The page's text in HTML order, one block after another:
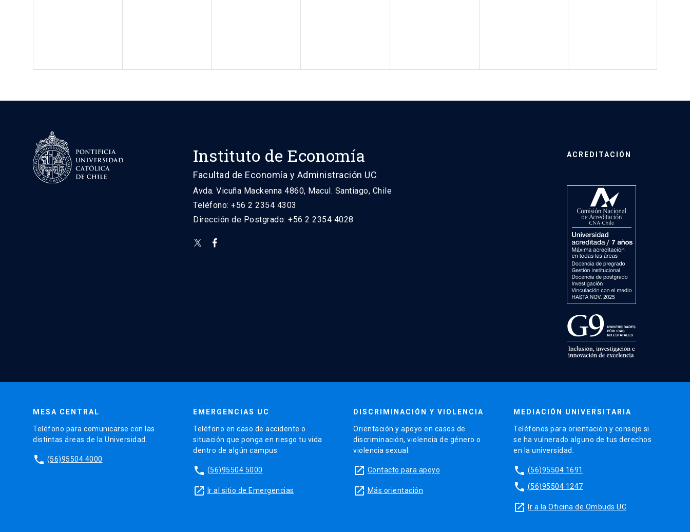
Instituto de Economía
Facultad de Economía y Administración UC
Avda. Vicuña Mackenna 4860, Macul. Santiago, Chile
Teléfono: +56 2 2354 4303
Dirección de Postgrado: +56 2 2354 4028
ACREDITACIÓN
MESA CENTRAL
Teléfono para comunicarse con las
distintas áreas de la Universidad.
phone (56)95504 4000
EMERGENCIAS UC
Teléfono en caso de accidente o
situación que ponga en riesgo tu vida
dentro de algún campus.
phone (56)95504 5000
launch Ir al sitio de Emergencias
DISCRIMINACIÓN Y VIOLENCIA
Orientación y apoyo en casos de
discriminación, violencia de género o
violencia sexual.
launch Contacto para apoyo
launch Más orientación
MEDIACIÓN UNIVERSITARIA
Teléfonos para orientación y consejo si
se ha vulnerado alguno de tus derechos
en la universidad.
phone (56)95504 1691
phone (56)95504 1247
launch Ir a la Oficina de Ombuds UC